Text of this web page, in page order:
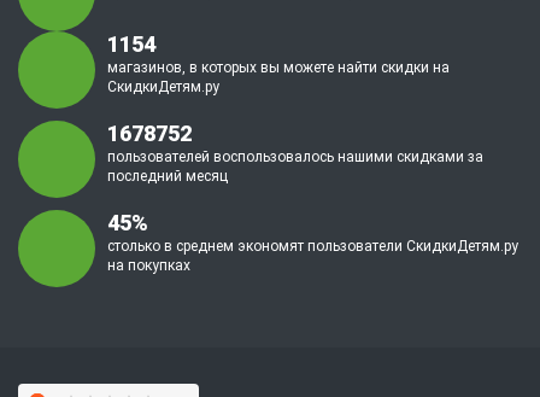
1154
магазинов, в которых вы можете найти скидки на
СкидкиДетям.ру
1678752
пользователей воспользовалось нашими скидками за
последний месяц
45%
столько в среднем экономят пользователи СкидкиДетям.ру
на покупках